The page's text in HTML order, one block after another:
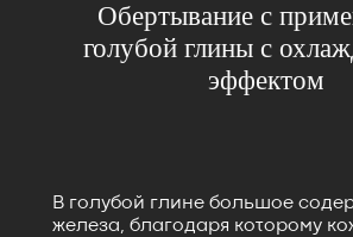
Обертывание с
голубой глины с
эффектом
В голубой глине большое
железа, благодаря которому